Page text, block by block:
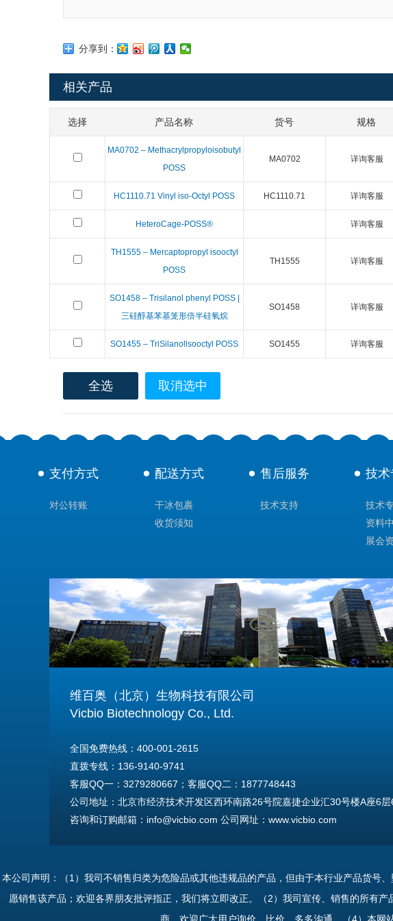
分享到：
相关产品
选择 产品名称 货号 规格
MA0702 – Methacrylpropyloisobutyl
POSS
MA0702 详询客服
HC1110.71 Vinyl iso-Octyl POSS HC1110.71 详询客服
HeteroCage-POSS® 详询客服
TH1555 – Mercaptopropyl isooctyl
POSS
TH1555 详询客服
SO1458 – Trisilanol phenyl POSS |
三硅醇基苯基笼形倍半硅氧烷
SO1458 详询客服
SO1455 – TriSilanollsooctyl POSS SO1455 详询客服
全选 取消选中
支付方式
对公转账
配送方式
干冰包裹
收货须知
售后服务
技术支持
技术
技术
资料
展会
维百奥（北京）生物科技有限公司
Vicbio Biotechnology Co., Ltd.
全国免费热线：400-001-2615
直拨专线：136-9140-9741
客服QQ一：3279280667；客服QQ二：1877748443
公司地址：北京市经济技术开发区西环南路26号院嘉捷企业汇30号楼A座6
咨询和订购邮箱：info@vicbio.com 公司网址：www.vicbio.com
Tel: +86-13691409741
本公司声明：（1）我司不销售归类为危险品或其他违规品的产品，但由于本行业产品货号
愿销售该产品；欢迎各界朋友批评指正，我们将立即改正。（2）我司宣传、销售的所有